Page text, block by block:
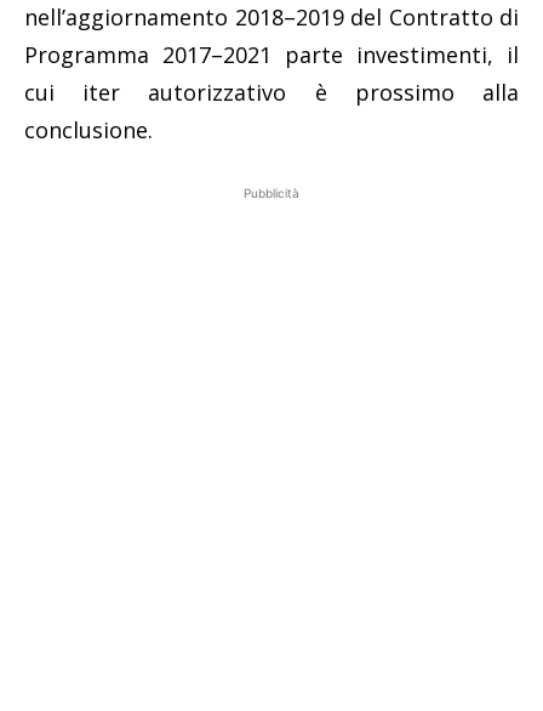
nell’aggiornamento 2018–2019 del Contratto di
Programma 2017–2021 parte investimenti, il
cui iter autorizzativo è prossimo alla
conclusione.
Pubblicità